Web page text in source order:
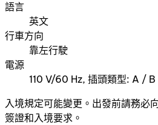
語言
英文
行車方向
靠左行駛
電源
110 V/60 Hz, 插頭類型: A / B
入境規定可能變更。出發前請務必
簽證和入境要求。